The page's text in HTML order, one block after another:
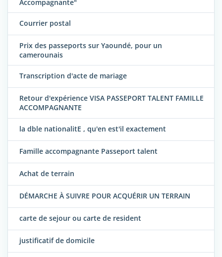
Accompagnante"
Courrier postal
Prix des passeports sur Yaoundé, pour un
camerounais
Transcription d'acte de mariage
Retour d'expérience VISA PASSEPORT TALENT FAMILLE
ACCOMPAGNANTE
la dble nationalitE , qu'en est'il exactement
Famille accompagnante Passeport talent
Achat de terrain
DÉMARCHE À SUIVRE POUR ACQUÉRIR UN TERRAIN
carte de sejour ou carte de resident
justificatif de domicile